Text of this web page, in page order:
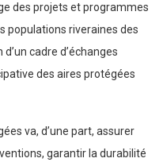
des projets et programmes
populations riveraines des
cadre d’échanges
des aires protégées
va, d’une part, assurer
garantir la durabilité